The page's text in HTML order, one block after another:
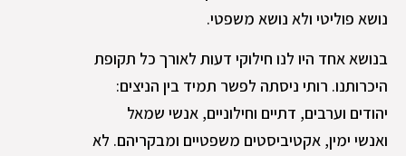
נושא פוליטי ולא נושא משפטי.
בנושא אחד היו לנו חילוקי דעות לאורך כל תקופת
היכרותנו. רותי ניסתה לפשר תמיד בין הניצים:
יהודים וערבים, דתיים וחילוניים, אנשי שמאל
ואנשי ימין, אקטיביסטים משפטיים ומבקריהם. לא